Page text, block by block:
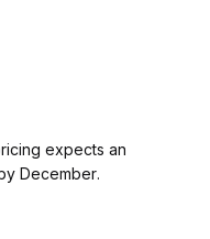
expects an
December.